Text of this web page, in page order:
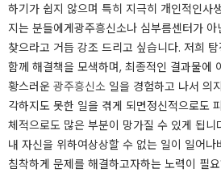
하기가 쉽지 않으며 특히 지극히 개인적인사
지는 분들에게광주흥신소나 심부름센터가
찾으라고 거듭 강조 드리고 싶습니다. ​저희
함께 해결책을 모색하며, 최종적인 결과물에
황스러운 광주흥신소 일을 경험하고 나서 의
각하지도 못한 일을 겪게 되면정신적으로도
체적으로도 많은 부분이 망가질 수 있게 됩니
내 자신을 위하여상상할 수 없는 일이 일어
침착하게 문제를 해결하고자하는 노력이 필